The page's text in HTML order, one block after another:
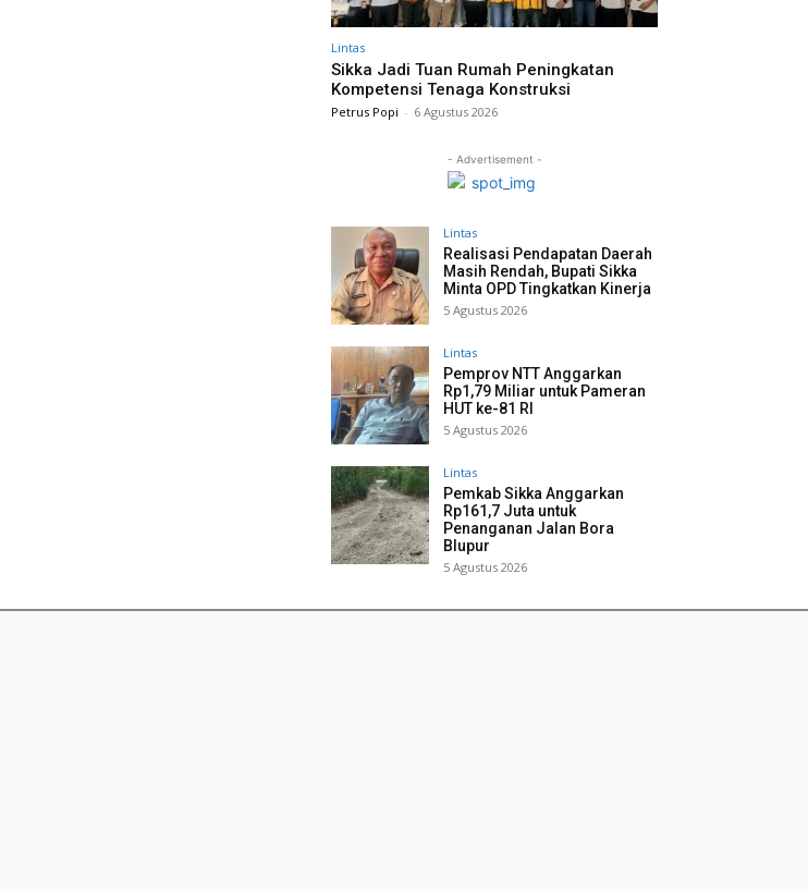
Lintas
Sikka Jadi Tuan Rumah Peningkatan
Kompetensi Tenaga Konstruksi
Petrus Popi - 6 Agustus 2026
- Advertisement -
Lintas
Realisasi Pendapatan Daerah
Masih Rendah, Bupati Sikka
Minta OPD Tingkatkan Kinerja
5 Agustus 2026
Lintas
Pemprov NTT Anggarkan
Rp1,79 Miliar untuk Pameran
HUT ke-81 RI
5 Agustus 2026
Lintas
Pemkab Sikka Anggarkan
Rp161,7 Juta untuk
Penanganan Jalan Bora
Blupur
5 Agustus 2026